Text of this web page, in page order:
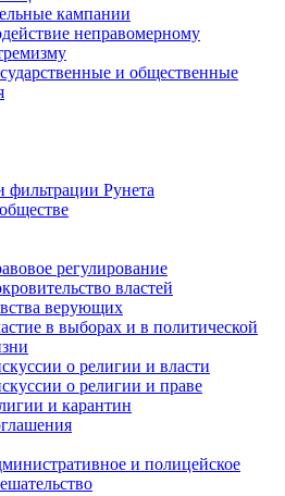
кампании
неправомерному
и общественные
фильтрации Рунета
регулирование
властей
верующих
в выборах и в политической
о религии и власти
о религии и праве
и карантин
и полицейское